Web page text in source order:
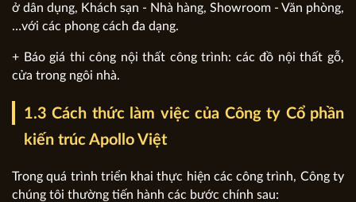
ở dân dụng, Khách sạn - Nhà hàng, Showroom - Văn phòng,
…với các phong cách đa dạng.
+ Báo giá thi công nội thất công trình: các đồ nội thất gỗ,
cửa trong ngôi nhà.
1.3 Cách thức làm việc của Công ty Cổ phần
kiến trúc Apollo Việt
Trong quá trình triển khai thực hiện các công trình, Công ty
chúng tôi thường tiến hành các bước chính sau: